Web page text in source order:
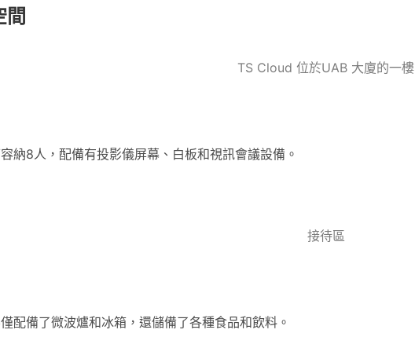
間
TS Cloud 位於UAB 大廈的一樓
納8人，配備有投影儀屏幕、白板和視訊會議設備。
接待區
配備了微波爐和冰箱，還儲備了各種食品和飲料。